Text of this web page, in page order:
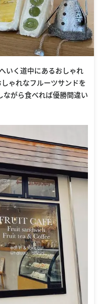
いく道中にあるおしゃれ
ゃれなフルーツサンドを
がら食べれば優勝間違い